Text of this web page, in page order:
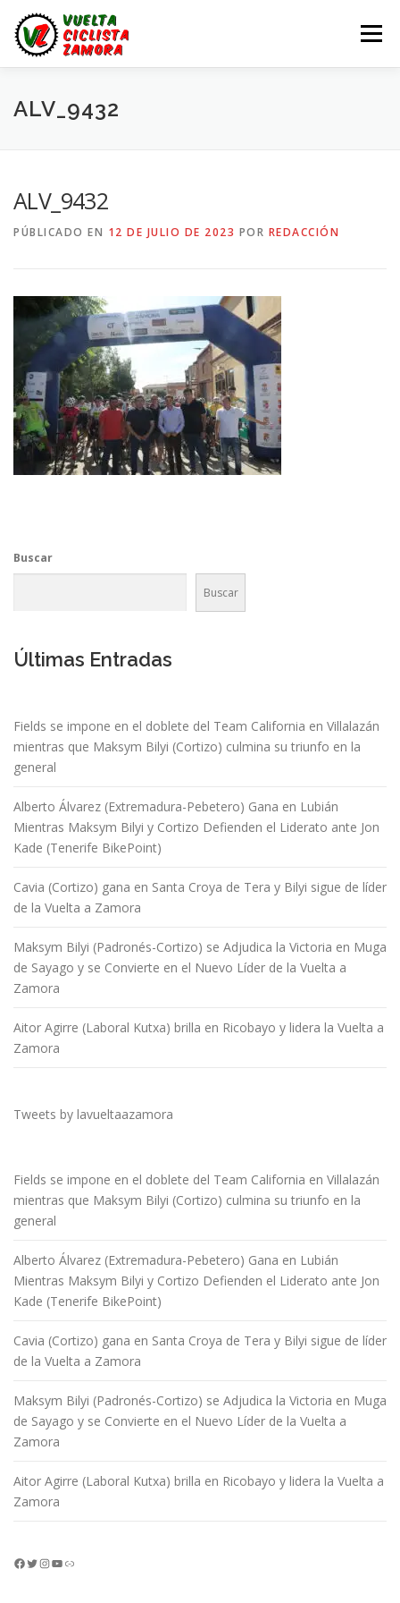
contenido
Menú
LA VUELTA ZAMORA
ALV_9432
ALV_9432
PÚBLICADO EN 12 DE JULIO DE 2023 POR REDACCIÓN
Buscar
Buscar
Últimas Entradas
Fields se impone en el doblete del Team California en Villalazán
mientras que Maksym Bilyi (Cortizo) culmina su triunfo en la
general
Alberto Álvarez (Extremadura-Pebetero) Gana en Lubián
Mientras Maksym Bilyi y Cortizo Defienden el Liderato ante Jon
Kade (Tenerife BikePoint)
Cavia (Cortizo) gana en Santa Croya de Tera y Bilyi sigue de líder
de la Vuelta a Zamora
Maksym Bilyi (Padronés-Cortizo) se Adjudica la Victoria en Muga
de Sayago y se Convierte en el Nuevo Líder de la Vuelta a
Zamora
Aitor Agirre (Laboral Kutxa) brilla en Ricobayo y lidera la Vuelta a
Zamora
Tweets by lavueltaazamora
Fields se impone en el doblete del Team California en Villalazán
mientras que Maksym Bilyi (Cortizo) culmina su triunfo en la
general
Alberto Álvarez (Extremadura-Pebetero) Gana en Lubián
Mientras Maksym Bilyi y Cortizo Defienden el Liderato ante Jon
Kade (Tenerife BikePoint)
Cavia (Cortizo) gana en Santa Croya de Tera y Bilyi sigue de líder
de la Vuelta a Zamora
Maksym Bilyi (Padronés-Cortizo) se Adjudica la Victoria en Muga
de Sayago y se Convierte en el Nuevo Líder de la Vuelta a
Zamora
Aitor Agirre (Laboral Kutxa) brilla en Ricobayo y lidera la Vuelta a
Zamora
Facebook Twitter InstagramYouTube Enlace